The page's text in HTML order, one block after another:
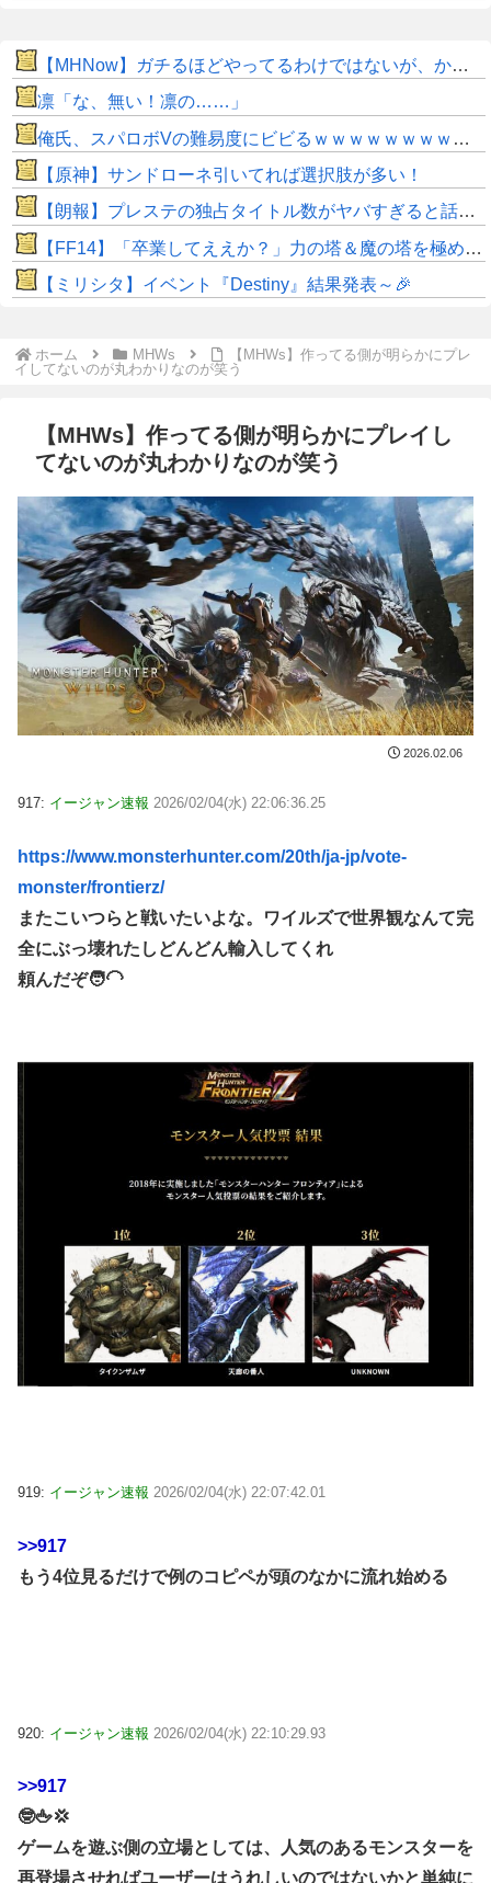
【MHNow】ガチるほどやってるわけではないが、かと言って要撃戦くらいしかやることないんだよな
凛「な、無い！凛の……」
俺氏、スパロボVの難易度にビビるｗｗｗｗｗｗｗｗｗｗｗ
【原神】サンドローネ引いてれば選択肢が多い！
【朗報】プレステの独占タイトル数がヤバすぎると話題に！
【FF14】「卒業してええか？」力の塔＆魔の塔を極め尽くした強者ヒカセンが現れてしまうｗｗｗｗ
【ミリシタ】イベント『Destiny』結果発表～🎉
ホーム MHWs
【MHWs】作ってる側が明らかにプレ
イしてないのが丸わかりなのが笑う
【MHWs】作ってる側が明らかにプレイし
てないのが丸わかりなのが笑う
2026.02.06
917: イージャン速報 2026/02/04(水) 22:06:36.25
https://www.monsterhunter.com/20th/ja-jp/vote-
monster/frontierz/
またこいつらと戦いたいよな。ワイルズで世界観なんて完
全にぶっ壊れたしどんどん輸入してくれ
頼んだぞ🧑‍🦲
919: イージャン速報 2026/02/04(水) 22:07:42.01
>>917
もう4位見るだけで例のコピペが頭のなかに流れ始める
920: イージャン速報 2026/02/04(水) 22:10:29.93
>>917
🤓🖕💢
ゲームを遊ぶ側の立場としては、人気のあるモンスターを
再登場させればユーザーはうれしいのではないかと単純に